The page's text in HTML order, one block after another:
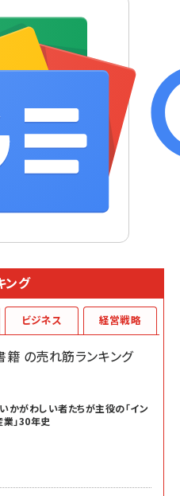
ング
の売れ筋ランキング
かがわしい者たちが主役の「イン
業」30年史
ビジネス 経営戦略